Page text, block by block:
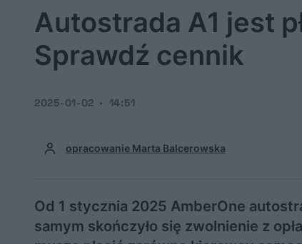
Autostrada A1 jest
Sprawdź cennik
opracowanie Marta Balcerowska
2025-01-02 14:51
Od 1 stycznia 2025 AmberOne
samym skończyło się zwolnienie z